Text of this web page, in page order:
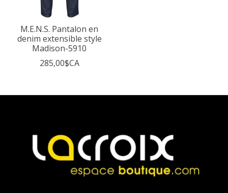
M.E.N.S. Pantalon en
denim extensible style
Madison-5910
285,00$CA